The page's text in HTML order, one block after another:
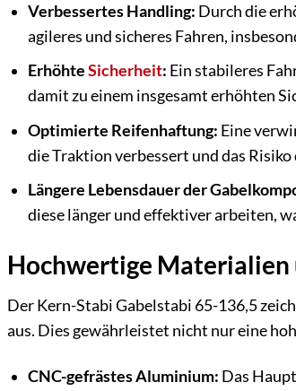
Verbessertes Handling: Durch die
agileres und sicheres Fahren,
ErhöhteSicherheit: Ein stabileres
damit zu einem insgesamt erhöhten
Optimierte Reifenhaftung: Eine
die Traktion verbessert und das
Längere Lebensdauer der
diese länger und effektiver arbeiten,
Hochwertige Materialien
Der Kern-Stabi Gabelstabi 65-136,5
aus. Dies gewährleistet nicht nur eine
CNC-gefrästes Aluminium: Das